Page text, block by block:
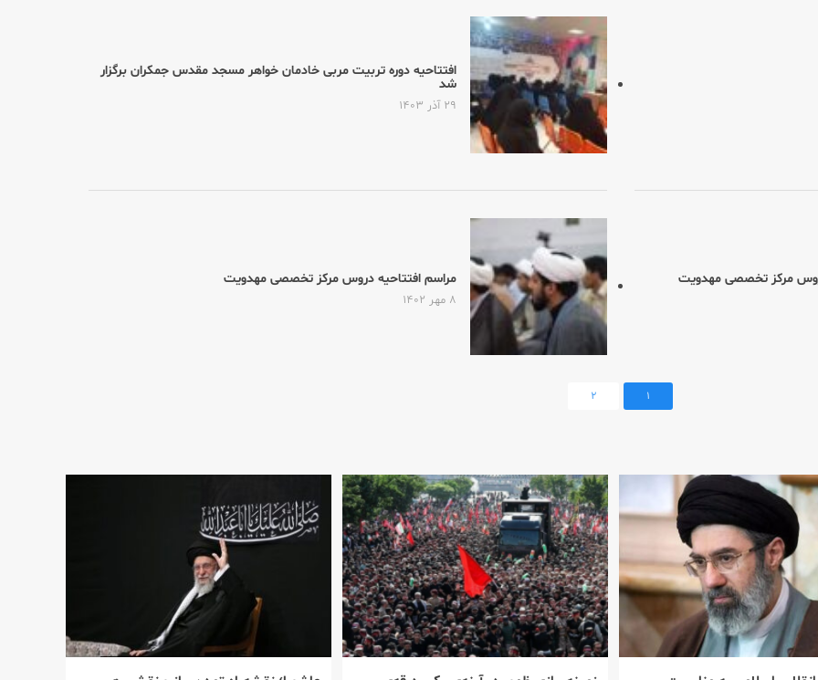
افتتاحیه دوره تربیت مربی خادمان خواهر مسجد مقدس جمکران برگزار
شد
۲۹ آذر ۱۴۰۳
مرکز تخصصی مهدویت مراسم افتتاحيه دروس مرکز تخصصی مهدویت
۸ مهر ۱۴۰۲
۱ ۲